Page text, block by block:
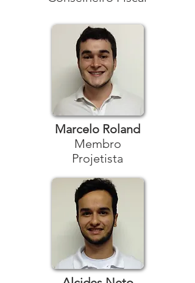
Marcelo Roland
Membro
Projetista